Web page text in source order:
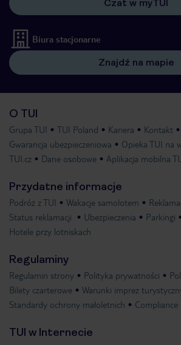
Czat w myTUI
Biura stacjonarne
Znajdź na mapie
O TUI
Grupa TUI TUI Poland Kariera
Kontakt
Gwarancja ubezpieczeniowa
Opieka TUI na
TUI.cz
Dane osobowe Aplikacja mobilna
Przydatne informacje
Podróż z TUI Wakacje samolotem
Status reklamacji
Ubezpieczenia
Parkingi
Hotele przy lotniskach
Regulaminy
Regulamin strony Polityka prywatności
Bilety czarterowe
Warunki imprez
Standardy ochrony małoletnich
Compliance
TUI w Internecie